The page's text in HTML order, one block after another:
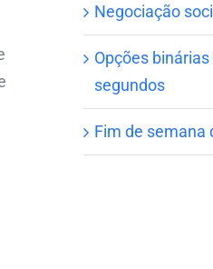
Negociação
Opções binárias
segundos
Fim de semana